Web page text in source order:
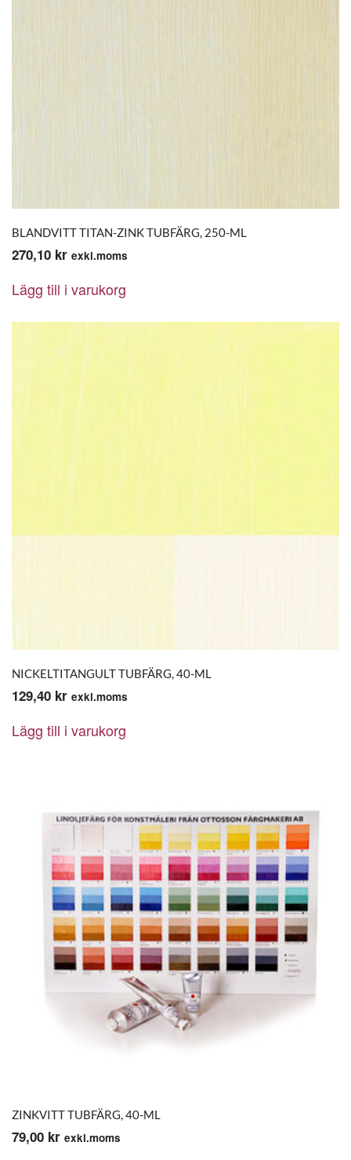
BLANDVITT TITAN-ZINK TUBFÄRG, 250-ML
270,10 kr exkl.moms
Lägg till i varukorg
NICKELTITANGULT TUBFÄRG, 40-ML
129,40 kr exkl.moms
Lägg till i varukorg
ZINKVITT TUBFÄRG, 40-ML
79,00 kr exkl.moms